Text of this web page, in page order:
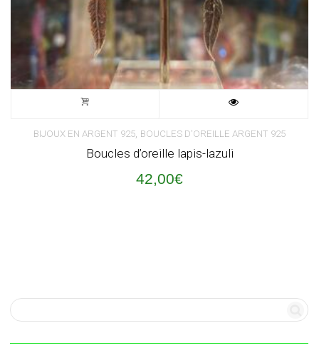
BIJOUX EN ARGENT 925 BOUCLES D'OREILLE ARGENT 925
Boucles d’oreille lapis-lazuli
42,00€